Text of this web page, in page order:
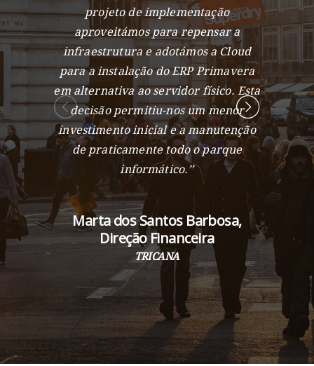
projeto de implementação
aproveitámos para repensar a
infraestrutura e adotámos a Cloud
para a instalação do ERP Primavera
em alternativa ao servidor físico. Esta
decisão permitiu-nos um menor
investimento inicial e a manutenção
de praticamente todo o parque
informático.’’
Marta dos Santos Barbosa,
Direção Financeira
TRICANA
apoiar
Omnia,
o